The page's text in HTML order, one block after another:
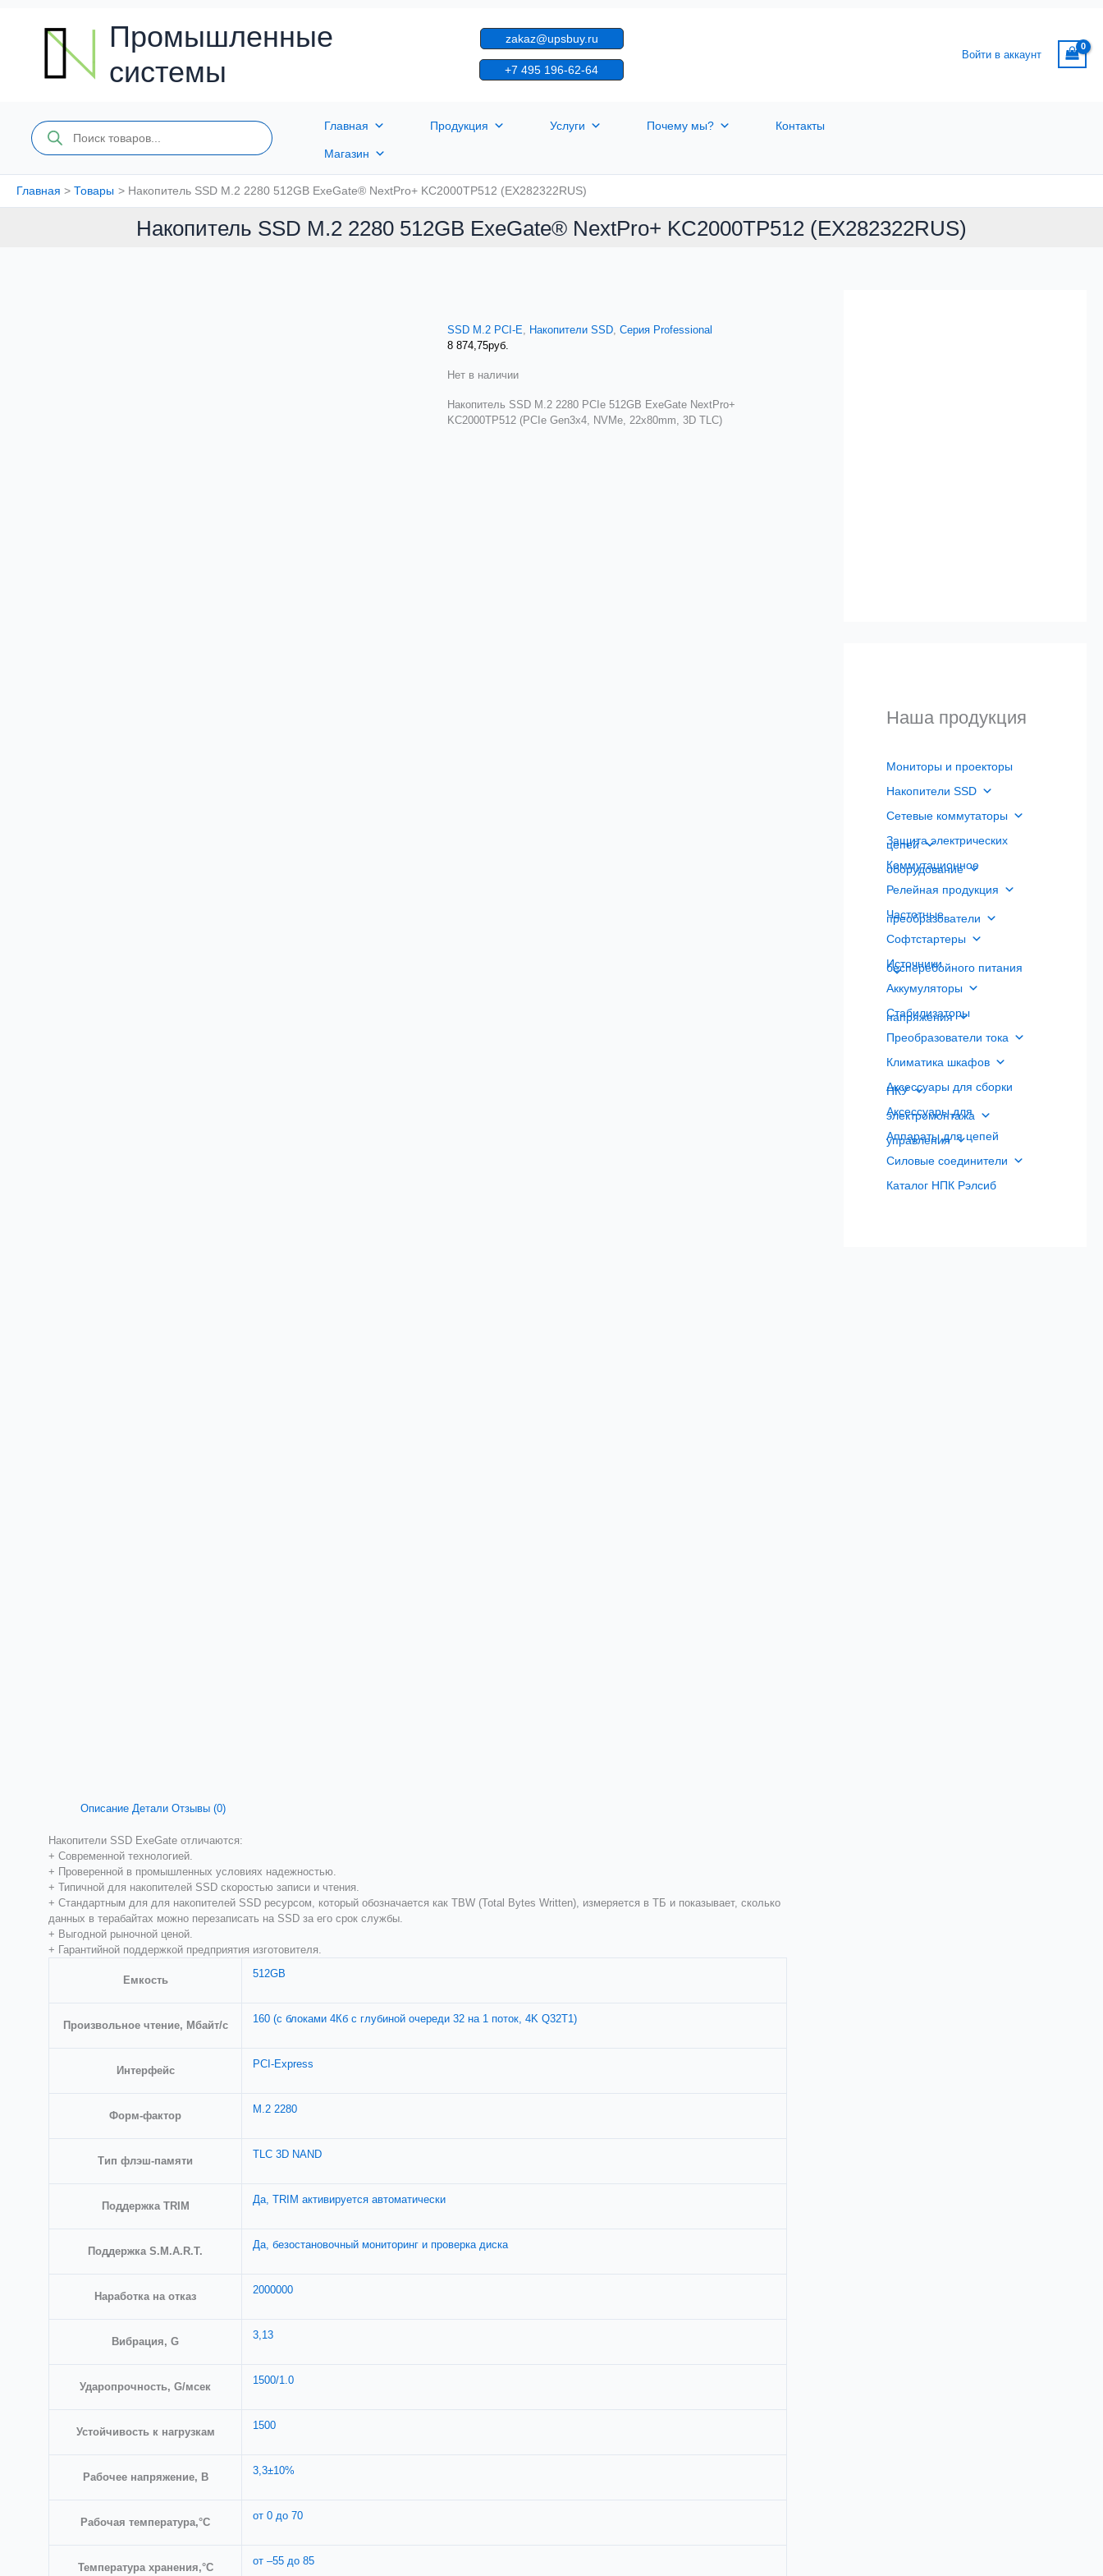
содержимому
Промышленные
системы
zakaz@upsbuy.ru
+7 495 196-62-64
Войти в аккаунт
Поиск
товаров
Главная Продукция Услуги Почему мы? Контакты
Магазин
Главная Товары Накопитель SSD M.2 2280 512GB ExeGate® NextPro+ KC2000TP512 (EX282322RUS)
Накопитель SSD M.2 2280 512GB ExeGate® NextPro+ KC2000TP512 (EX282322RUS)
SSD M.2 PCI-E, Накопители SSD, Серия Professional
8 874,75руб.
Нет в наличии
Накопитель SSD M.2 2280 PCIe 512GB ExeGate NextPro+
KC2000TP512 (PCIe Gen3x4, NVMe, 22x80mm, 3D TLC)
Описание Детали Отзывы (0)
Накопители SSD ExeGate отличаются:
+ Современной технологией.
+ Проверенной в промышленных условиях надежностью.
+ Типичной для накопителей SSD cкоростью записи и чтения.
+ Стандартным для для накопителей SSD ресурсом, который обозначается как TBW (Total Bytes Written), измеряется в ТБ и показывает, сколько
данных в терабайтах можно перезаписать на SSD за его срок службы.
+ Выгодной рыночной ценой.
+ Гарантийной поддержкой предприятия изготовителя.
Емкость
512GB
Произвольное чтение, Мбайт/с
160 (с блоками 4Кб с глубиной очереди 32 на 1 поток, 4K Q32T1)
Интерфейс
PCI-Express
Форм-фактор
M.2 2280
Тип флэш-памяти
TLC 3D NAND
Поддержка TRIM
Да, TRIM активируется автоматически
Поддержка S.M.A.R.T.
Да, безостановочный мониторинг и проверка диска
Наработка на отказ
2000000
Вибрация, G
3,13
Ударопрочность, G/мсек
1500/1.0
Устойчивость к нагрузкам
1500
Рабочее напряжение, В
3,3±10%
Рабочая температура,°С
от 0 до 70
Температура хранения,°С
от –55 до 85
Наша продукция
Мониторы и проекторы
Накопители SSD
Сетевые коммутаторы
Защита электрических
цепей
Коммутационное
оборудование
Релейная продукция
Частотные
преобразователи
Софтстартеры
Источники
бесперебойного питания
Аккумуляторы
Стабилизаторы
напряжения
Преобразователи тока
Климатика шкафов
Аксессуары для сборки
НКУ
Аксессуары для
электромонтажа
Аппараты для цепей
управления
Силовые соединители
Каталог НПК Рэлсиб